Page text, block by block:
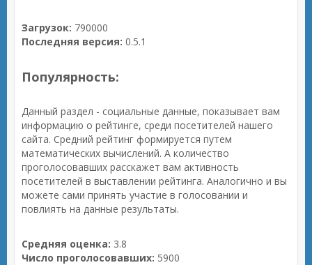
Загрузок: 790000
Последняя версия: 0.5.1
Популярность:
Данный раздел - социальные данные, показывает вам
информацию о рейтинге, среди посетителей нашего
сайта. Средний рейтинг формируется путем
математических вычислений. А количество
проголосовавших расскажет вам активность
посетителей в выставлении рейтинга. Аналогично и вы
можете сами принять участие в голосовании и
повлиять на данные результаты.
Средняя оценка: 3.8
Число проголосовавших: 5900